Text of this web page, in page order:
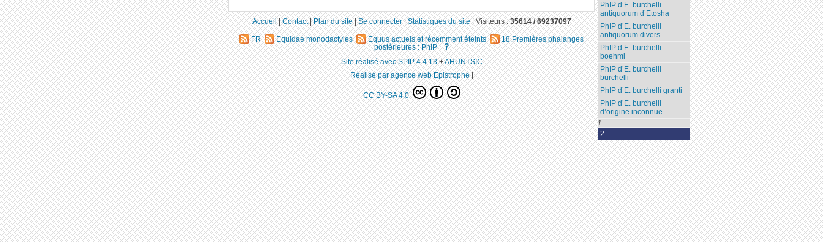
PhIP d’E. burchelli
antiquorum d’Etosha
PhIP d’E. burchelli
antiquorum divers
PhIP d’E. burchelli
boehmi
PhIP d’E. burchelli
burchelli
PhIP d’E. burchelli granti
PhIP d’E. burchelli
d’origine inconnue
1
2
Accueil|Contact|Plan du site|Se connecter|Statistiques du site|Visiteurs :35614 / 69237097
FR Equidae monodactyles Equus actuels et récemment éteints
18.Premières phalanges
postérieures : PhIP
?
Site réalisé avec SPIP 4.4.13+AHUNTSIC
Réalisé par agence web Epistrophe|
CC BY-SA 4.0